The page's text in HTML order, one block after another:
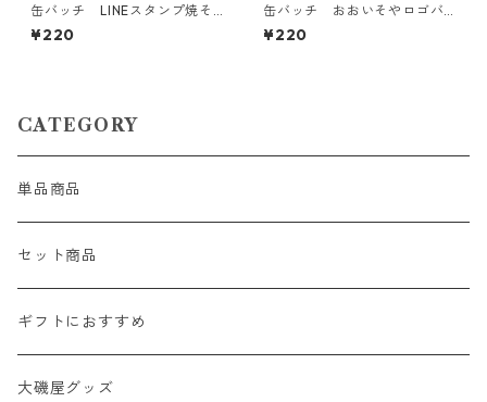
缶バッチ LINEスタンプ焼そ
ば賢ちゃん「きらーん！」（✩
ν✩）バージョン
¥220
缶バッチ おおいそやロゴバ
ージョン
¥220
CATEGORY
単品商品
セット商品
ギフトにおすすめ
大磯屋グッズ